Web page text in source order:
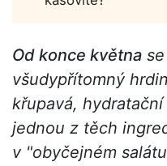
Od konce května
všudypřítomný
křupavá,
jednou z těch
v "obyčejném